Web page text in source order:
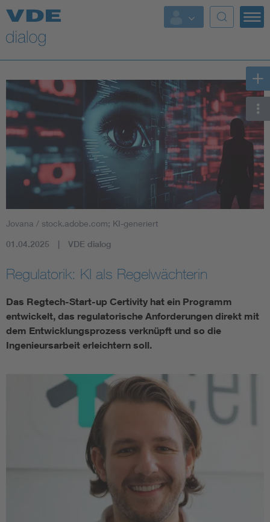
Jovana / stock.adobe.com; KI-generiert
01.04.2025 VDE dialog
Regulatorik: KI als Regelwächterin
Das Regtech-Start-up Certivity hat ein Programm
entwickelt, das regulatorische Anforderungen direkt mit
dem Entwicklungsprozess verknüpft und so die
Ingenieursarbeit erleichtern soll.